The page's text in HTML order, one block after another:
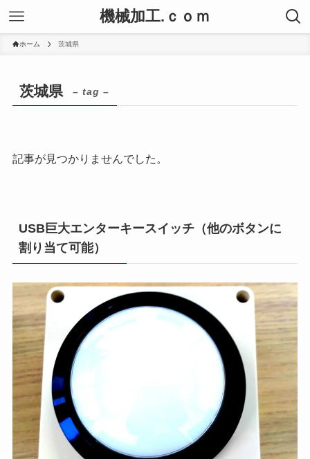
機械加工.ｃｏｍ
ホーム 茨城県
茨城県 – tag –
記事が見つかりませんでした。
USB巨大エンターキースイッチ（他のボタンに
割り当て可能）